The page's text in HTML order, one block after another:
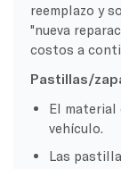
reemplazo y
"nueva
costos a
Pastillas/
El material
vehículo.
Las